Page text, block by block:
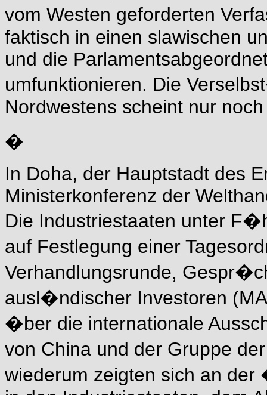
vom Westen geforderten
faktisch in einen slawischen
und die
umfunktionieren. Die
Nordwestens scheint nur
�
In Doha, der Hauptstadt des
Ministerkonferenz der
Die Industriestaaten unter
auf Festlegung einer
Verhandlungsrunde,
ausl�ndischer Investoren
�ber die internationale
von China und der Gruppe
wiederum zeigten sich an